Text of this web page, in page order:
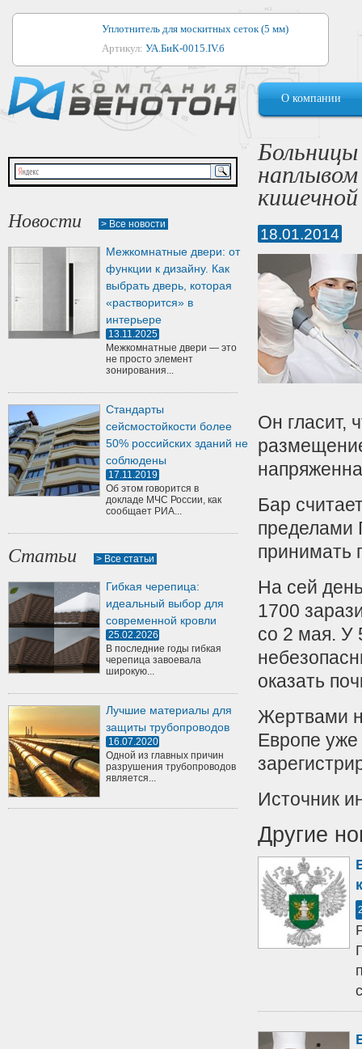
Уплотнитель для москитных сеток (5 мм)
Артикул: УА.БиК-0015.IV.б
Уплотнитель для алюминиевых окон
Артикул:1044
Уплотнитель для деревянных окон
Артикул:УМ.БиК-0062.IV.б
Уплотнитель лоджиевый для (4, 5, 6 мм)
Уплотнитель для деревянных дверей
Артикул:
О компании
Новости > Все новости
Межкомнатные двери: от
функции к дизайну. Как
выбрать дверь, которая
«растворится» в
интерьере
13.11.2025
Межкомнатные двери — это
не просто элемент
зонирования...
Стандарты
сейсмостойкости более
50% российских зданий не
соблюдены
17.11.2019
Об этом говорится в
докладе МЧС России, как
сообщает РИА...
Статьи > Все статьи
Гибкая черепица:
идеальный выбор для
современной кровли
25.02.2026
В последние годы гибкая
черепица завоевала
широкую...
Лучшие материалы для
защиты трубопроводов
16.07.2020
Одной из главных причин
разрушения трубопроводов
является...
кишечной
18.01.2014
Он гласит,
Бар
пределами
принимать
На сей
1700
со 2 мая. У
оказать
Жертвами
Европе
Источник
Другие